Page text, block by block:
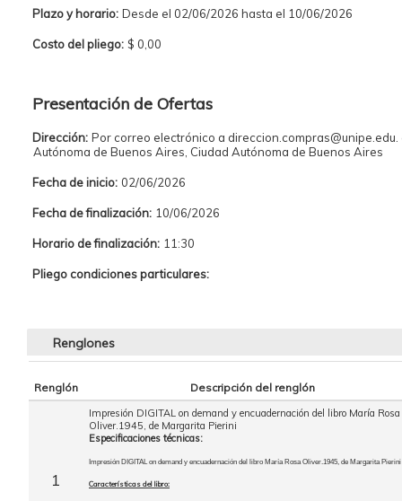
Plazo y horario: Desde el 02/06/2026 hasta el 10/06/2026
Costo del pliego: $ 0,00
Presentación de Ofertas
Dirección: Por correo electrónico a direccion.compras@unipe.edu.
Autónoma de Buenos Aires, Ciudad Autónoma de Buenos Aires
Fecha de inicio: 02/06/2026
Fecha de finalización: 10/06/2026
Horario de finalización: 11:30
Pliego condiciones particulares:
Renglones
Renglón Descripción del renglón
1
Impresión DIGITAL on demand y encuadernación del libro María Rosa
Oliver.1945, de Margarita Pierini
Especificaciones técnicas:
Impresión DIGITAL on demand y encuadernación del libro María Rosa Oliver.1945, de Margarita Pierini
Características del libro: